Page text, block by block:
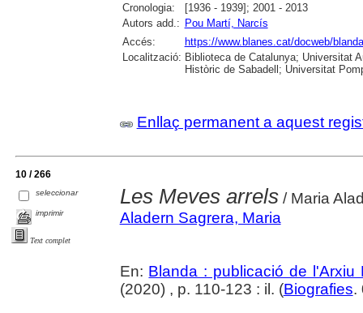
Cronologia:
[1936 - 1939]; 2001 - 2013
Autors add.: Pou Martí, Narcís
Accés:
https://www.blanes.cat/docweb/
Localització: Biblioteca de Catalunya; Universitat
Històric de Sabadell; Universitat
Enllaç permanent a aquest
10 / 266
seleccionar
imprimir
Text complet
Les Meves arrels/ Maria
Aladern Sagrera, Maria
En: Blanda : publicació de l'Arxiu
(2020) , p. 110-123 : il. (Biografies.